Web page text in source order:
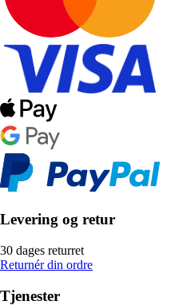
Levering og retur
30 dages returret
Returnér din ordre
Tjenester